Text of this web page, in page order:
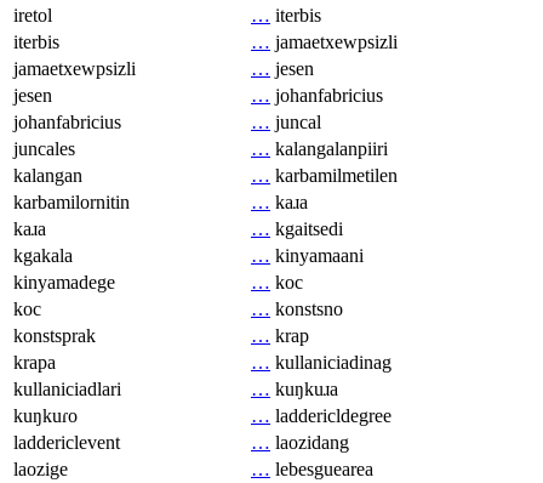
iretol
… iterbis
iterbis
… jamaetxewpsizli
jamaetxewpsizli
… jesen
jesen
… johanfabricius
johanfabricius
… juncal
juncales
… kalangalanpiiri
kalangan
… karbamilmetilen
karbamilornitin
… kaɹa
kaɹa
… kgaitsedi
kgakala
… kinyamaani
kinyamadege
… koc
koc
… konstsno
konstsprak
… krap
krapa
… kullaniciadinag
kullaniciadlari
… kuŋkuɹa
kuŋkuɾo
… laddericldegree
laddericlevent
… laozidang
laozige
… lebesguearea